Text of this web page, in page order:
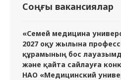
Соңғы вакансиялар
«Семей медицина
2027 оқу жылына
құрамының бос
және қайта сайлауға
НАО «Медицинский